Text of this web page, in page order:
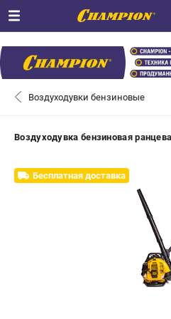
ВХОД ИЛИ РЕГИСТРАЦИЯ
ЗАКАЗАТЬ ЗАПЧАСТЬ
0
Воздуходувки бензиновые
Воздуходувка бензиновая
Бесплатная доставка